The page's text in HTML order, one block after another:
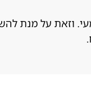
וזאת על מנת